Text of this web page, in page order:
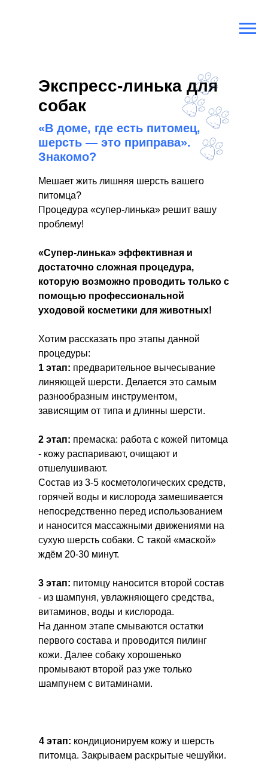
Экспресс-линька для
собак
«В доме, где есть питомец,
шерсть — это приправа».
Знакомо?
Мешает жить лишняя шерсть вашего
питомца?
Процедура «супер-линька» решит вашу
проблему!
«Супер-линька» эффективная и
достаточно сложная процедура,
которую возможно проводить только с
помощью профессиональной
уходовой косметики для животных!
Хотим рассказать про этапы данной
процедуры:
1 этап: предварительное вычесывание
линяющей шерсти. Делается это самым
разнообразным инструментом,
зависящим от типа и длинны шерсти.
2 этап: премаска: работа с кожей питомца
- кожу распаривают, очищают и
отшелушивают.
Состав из 3-5 косметологических средств,
горячей воды и кислорода замешивается
непосредственно перед использованием
и наносится массажными движениями на
сухую шерсть собаки. С такой «маской»
ждём 20-30 минут.
3 этап: питомцу наносится второй состав
- из шампуня, увлажняющего средства,
витаминов, воды и кислорода.
На данном этапе смываются остатки
первого состава и проводится пилинг
кожи. Далее собаку хорошенько
промывают второй раз уже только
шампунем с витаминами.
4 этап: кондиционируем кожу и шерсть
питомца. Закрываем раскрытые чешуйки.